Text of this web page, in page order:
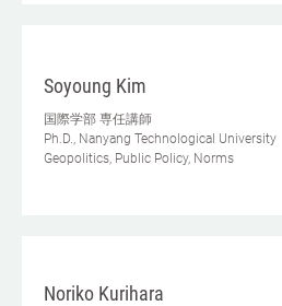
Soyoung Kim
国際学部 専任講師
Ph.D., Nanyang Technological University
Geopolitics, Public Policy, Norms
Noriko Kurihara